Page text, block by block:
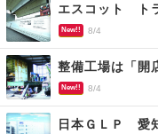
エスコット ト
New!! 8/4
整備工場は「
New!! 8/4